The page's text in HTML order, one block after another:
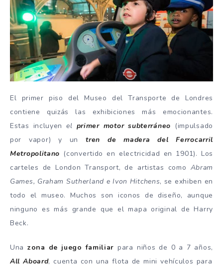
El primer piso del Museo del Transporte de Londres
contiene quizás las exhibiciones más emocionantes.
Estas incluyenel primer motor subterráneo (impulsado
por vapor) y untren de madera del Ferrocarril
Metropolitano (convertido en electricidad en 1901). Los
carteles de London Transport, de artistas como Abram
Games, Graham Sutherland e Ivon Hitchens, se exhiben en
todo el museo. Muchos son iconos de diseño, aunque
ninguno es más grande que el mapa original de Harry
Beck.
Unazona de juego familiar para niños de 0 a 7 años,
All Aboard, cuenta con una flota de mini vehículos para